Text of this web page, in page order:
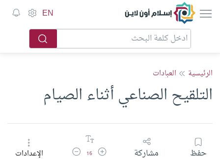
إسلام أون لاين EN
الرئيسية العبادات
التلقيح الصناعي أثناء الصيام
حفظ مشاركة زيادة حجم الخط
16 تقليل حجم الخطالإعدادات